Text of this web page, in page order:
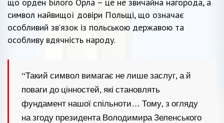
символ найвищої довіри Польщі, що означає
особливий зв’язок із польською державою та
особливу вдячність народу.
“Такий символ вимагає не лише заслуг, а й
поваги до цінностей, які становлять
фундамент нашої спільноти… Тому, з огляду
на згоду президента Володимира Зеленського